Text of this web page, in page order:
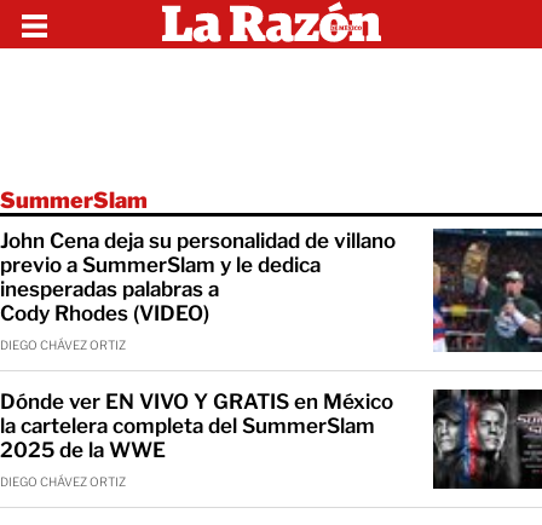
SummerSlam
John Cena deja su personalidad de villano
previo a SummerSlam y le dedica
inesperadas palabras a
Cody Rhodes (VIDEO)
DIEGO CHÁVEZ ORTIZ
Dónde ver EN VIVO Y GRATIS en México
la cartelera completa del SummerSlam
2025 de la WWE
DIEGO CHÁVEZ ORTIZ